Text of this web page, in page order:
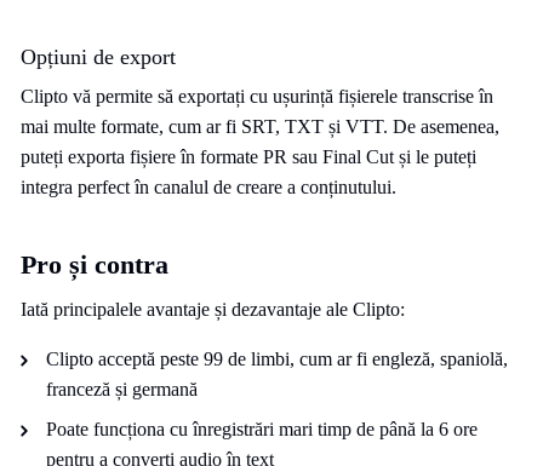
Opțiuni de export
Clipto vă permite să exportați cu ușurință fișierele transcrise în
mai multe formate, cum ar fi SRT, TXT și VTT. De asemenea,
puteți exporta fișiere în formate PR sau Final Cut și le puteți
integra perfect în canalul de creare a conținutului.
Pro și contra
Iată principalele avantaje și dezavantaje ale Clipto:
Clipto acceptă peste 99 de limbi, cum ar fi engleză, spaniolă,
franceză și germană
Poate funcționa cu înregistrări mari timp de până la 6 ore
pentru a converti audio în text